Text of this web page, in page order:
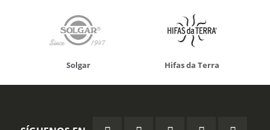
Solgar Hifas da Terra